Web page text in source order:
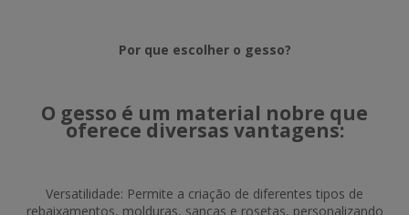
Por que escolher o gesso?
O gesso é um material nobre que
oferece diversas vantagens:
Versatilidade: Permite a criação de diferentes tipos de
rebaixamentos, molduras, sancas e rosetas, personalizando